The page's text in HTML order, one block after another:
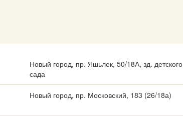
Новый город, пр. Яшьлек, 50/18А, зд. детского
сада
Новый город, пр. Московский, 183 (26/18а)